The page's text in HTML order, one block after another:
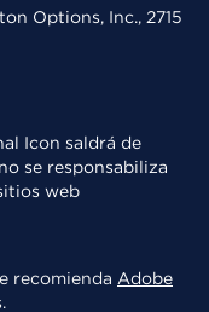
Options, Inc., 2715
saldrá de
se responsabiliza
web
recomienda Adobe